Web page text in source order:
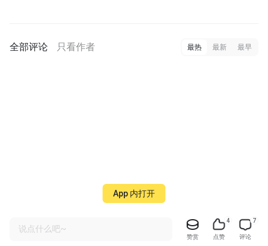
全部评论 只看作者 最热 最新 最早
说点什么吧~
赞赏
4
点赞
7
评论
App 内打开